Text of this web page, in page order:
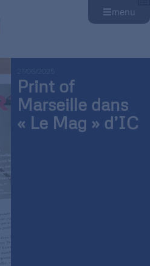
menu
27/06/2025
Print of
Marseille dans
« Le Mag » d’IC